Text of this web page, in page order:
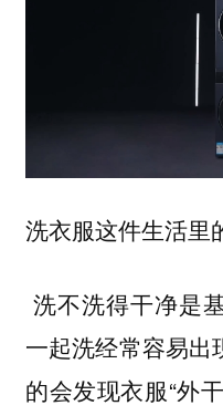
洗衣服这件生活里
洗不洗得干净是
一起洗经常容易
的会发现衣服“外